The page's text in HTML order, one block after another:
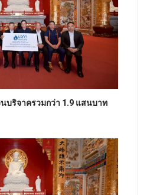
บริจาครวมกว่า 1.9 แสนบาท